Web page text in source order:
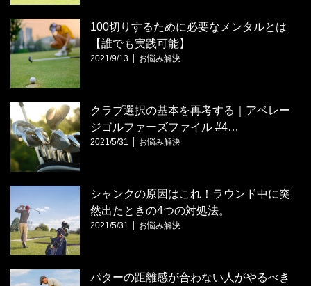
100切りするために必要なメンタルとは
【誰でも実践可能】
2021/9/13 お悩み解決
クラブ選択の基本を再考する｜アベレー
ジゴルファーズファイル #4…
2021/5/31 お悩み解決
シャンクの原因はこれ！ラウンド中に突
然出たときの4つの対処法。
2021/5/31 お悩み解決
パターの距離感が合わない人がやるべき